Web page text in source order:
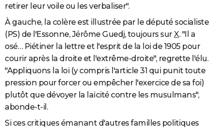
retirer leur voile ou les verbaliser".
À gauche, la colère est illustrée par le député socialiste
(PS) de l'Essonne, Jérôme Guedj, toujours surX. "Il a
osé… Piétiner la lettre et l'esprit de la loi de 1905 pour
courir après la droite et l'extrême-droite", regrette l'élu.
"Appliquons la loi (y compris l'article 31 qui punit toute
pression pour forcer ou empêcher l'exercice de sa foi)
plutôt que dévoyer la laïcité contre les musulmans",
abonde-t-il.
Si ces critiques émanant d'autres familles politiques